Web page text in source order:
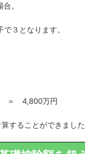
。
３となります。
4,800万円
することができました